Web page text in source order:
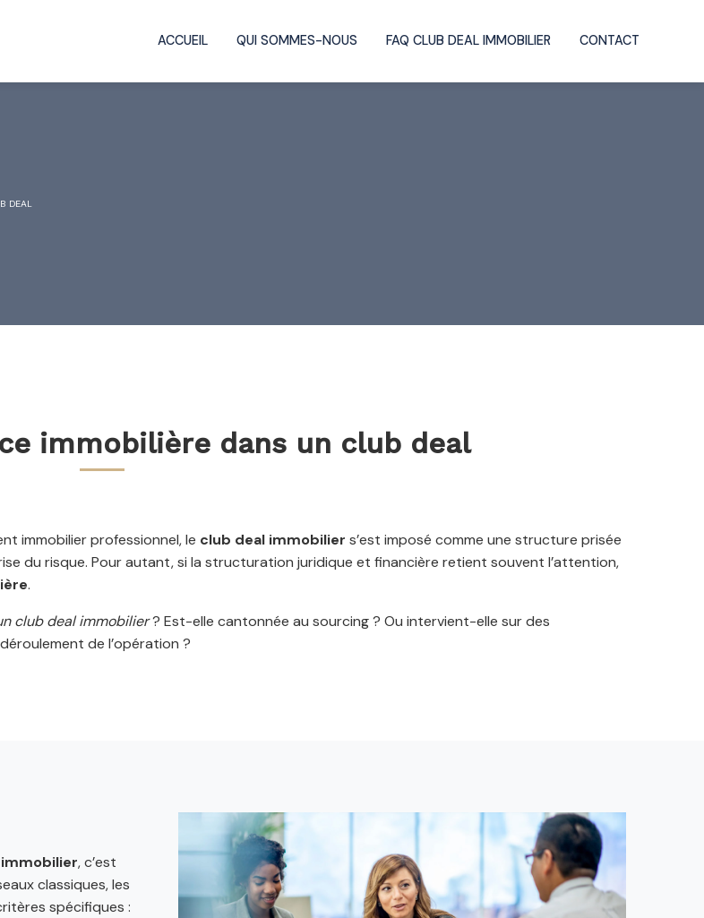
ACCUEIL QUI SOMMES-NOUS FAQ CLUB DEAL IMMOBILIER CONTACT
DEAL
immobilière dans un club deal
immobilier professionnel, le club deal immobilier s’est imposé comme une structure prisée
du risque. Pour autant, si la structuration juridique et financière retient souvent l’attention,
.
club deal immobilier? Est-elle cantonnée au sourcing ? Ou intervient-elle sur des
de l’opération ?
, c’est
classiques, les
spécifiques :